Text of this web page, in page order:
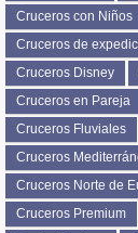
Cruceros con Niños
Cruceros de
Cruceros Disney
Cruceros en Pareja
Cruceros Fluviales
Cruceros
Cruceros Norte de
Cruceros Premium